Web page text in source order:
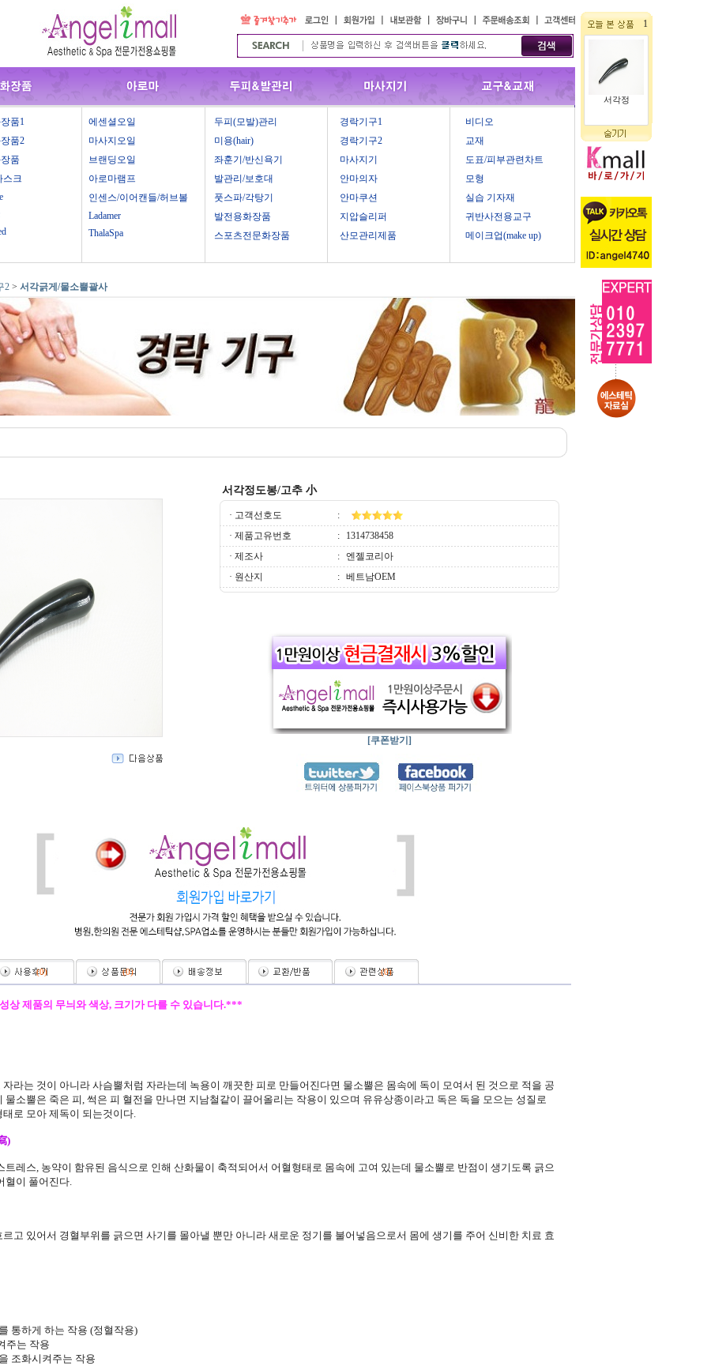
품1
품2
품
스크
에센셜오일
마사지오일
브랜딩오일
아로마램프
인센스/이어캔들/허브볼
Ladamer
ThalaSpa
두피(모발)관리
미용(hair)
좌훈기/반신욕기
발관리/보호대
풋스파/각탕기
발전용화장품
스포츠전문화장품
경락기구1
경락기구2
마사지기
안마의자
안마쿠션
지압슬리퍼
산모관리제품
비디오
교재
도표/피부관련차트
모형
실습 기자재
귀반사전용교구
메이크업(make up)
2> 서각긁게/물소뿔괄사
서각정도봉/고추 小
· 고객선호도
:
· 제품고유번호
:
1314738458
· 제조사
:
엔젤코리아
· 원산지
: 베트남OEM
[쿠폰받기]
(0) (0) (0)
상 제품의 무늬와 색상, 크기가 다를 수 있습니다.***
라는 것이 아니라 사슴뿔처럼 자라는데 녹용이 깨끗한 피로 만들어진다면 물소뿔은 몸속에 독이 모여서 된 것으로 적을 공
물소뿔은 죽은 피, 썩은 피 혈전을 만나면 지남철같이 끌어올리는 작용이 있으며 유유상종이라고 독은 독을 모으는 성질로
로 모아 제독이 되는것이다.
)
트레스, 농약이 함유된 음식으로 인해 산화물이 축적되어서 어혈형태로 몸속에 고여 있는데 물소뿔로 반점이 생기도록 긁으
혈이 풀어진다.
고 있어서 경혈부위를 긁으면 사기를 몰아낼 뿐만 아니라 새로운 정기를 불어넣음으로서 몸에 생기를 주어 신비한 치료 효
통하게 하는 작용 (정혈작용)
주는 작용
조화시켜주는 작용
1
서각정